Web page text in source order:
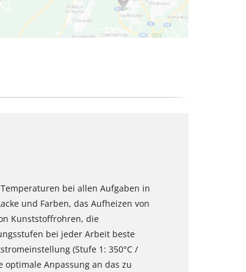
bei allen Aufgaben in
und Farben, das Aufheizen von
Kunststoffrohren, die
bei jeder Arbeit beste
(Stufe 1: 350°C /
optimale Anpassung an das zu